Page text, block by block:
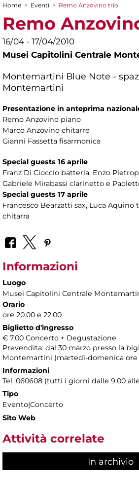
Tu sei qui
Home > Eventi > Remo Anzovino trio
Remo
16/04 - 17/04/2010
Musei Capitolini Centrale
Montemartini Blue Note -
Montemartini
Presentazione in anteprima
Remo Anzovino piano
Marco Anzovino chitarre
Gianni Fassetta fisarmonica
Special guests 16 aprile
Franz Di Cioccio batteria, Enzo
Gabriele Mirabassi clarinetto e
Special guests 17 aprile
Francesco Bearzatti sax, Luca Aquino
chitarra
Informazioni
Luogo
Musei Capitolini Centrale
Orario
ore 20.00 e 22.00
Biglietto d'ingresso
€ 7,00 Concerto + Degustazione
Prevendita: dal 30 marzo presso la
Montemartini (martedì-domenica ore
Informazioni
Tel. 060608 (tutti i giorni dalle 9.00 alle
Tipo
Evento|Concerto
Sito Web
Attività correlate
In archivio